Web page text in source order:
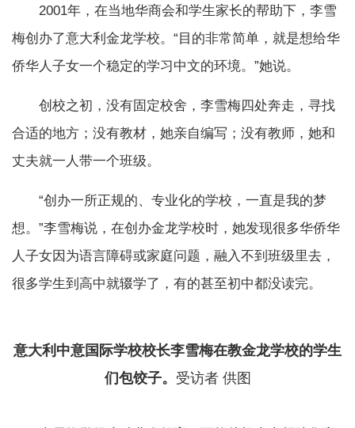
2001年，在当地华商会和学生家长的帮助下，李雪
梅创办了意大利金龙学校。“目的非常简单，就是想给华
侨华人子女一个稳定的学习中文的环境。”她说。
创校之初，没有固定校舍，李雪梅四处奔走，寻找
合适的地方；没有教材，她亲自编写；没有教师，她和
丈夫就一人带一个班级。
“创办一所正规的、专业化的学校，一直是我的梦
想。”李雪梅说，在创办金龙学校时，她发现很多华侨华
人子女因为语言障碍或家庭问题，融入不到班级里去，
很多学生到高中就辍学了，有的甚至初中都没读完。
意大利中意国际学校校长李雪梅在教金龙学校的学生
们包饺子。 受访者 供图